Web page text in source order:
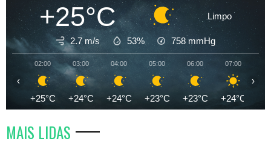
+25°C Limpo
2.7 m/s 53% 758 mmHg
02:00
+25°C
03:00
+24°C
04:00
+24°C
05:00
+23°C
06:00
+23°C
07:00
+24°C
‹ ›
MAIS LIDAS